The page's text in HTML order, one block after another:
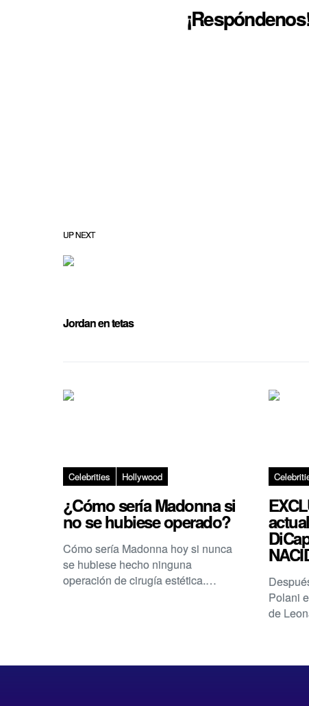
UP NEXT
Jordan en tetas
Celebrities Hollywood
¿Cómo sería Madonna si
no se hubiese operado?
Cómo sería Madonna hoy si nunca
se hubiese hecho ninguna
operación de cirugía estética.…
Polani
de